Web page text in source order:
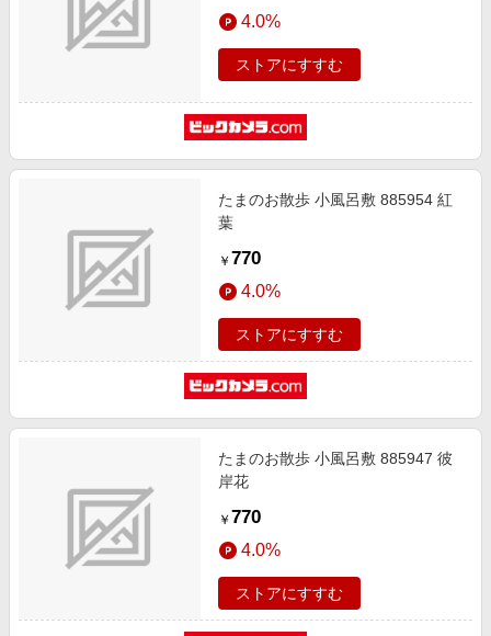
4.0%
ストアにすすむ
たまのお散歩 小風呂敷 885954 紅
葉
￥ 770
4.0%
ストアにすすむ
たまのお散歩 小風呂敷 885947 彼
岸花
￥ 770
4.0%
ストアにすすむ